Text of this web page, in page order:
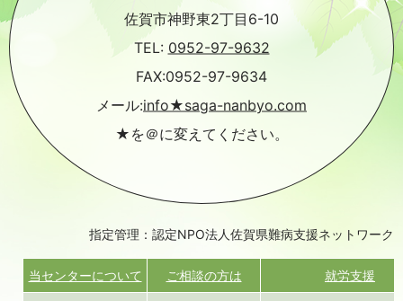
佐賀市神野東2丁目6-10
TEL: 0952-97-9632
FAX:0952-97-9634
メール:info★saga-nanbyo.com
★を＠に変えてください。
指定管理：認定NPO法人佐賀県難病支援ネットワーク
当センターについて ご相談の方は 就労支援